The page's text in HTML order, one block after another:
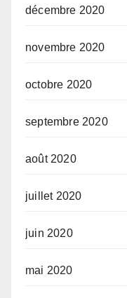
décembre 2020
novembre 2020
octobre 2020
septembre 2020
août 2020
juillet 2020
juin 2020
mai 2020